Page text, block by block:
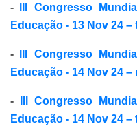
-
III Congresso
Educação - 13 Nov 24 –
-
III Congresso
Educação - 14 Nov 24 –
-
III Congresso
Educação - 14 Nov 24 –